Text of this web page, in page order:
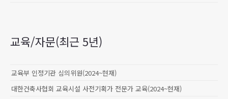
교육/자문(최근 5년)
교육부 인정기관 심의위원(2024~현재)
대한건축사협회 교육시설 사전기획가 전문가 교육(2024~현재)